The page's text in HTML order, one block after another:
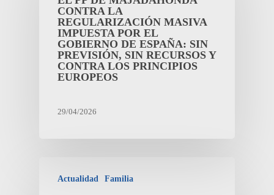
CONTRA LA
REGULARIZACIÓN MASIVA
IMPUESTA POR EL
GOBIERNO DE ESPAÑA: SIN
PREVISIÓN, SIN RECURSOS Y
CONTRA LOS PRINCIPIOS
EUROPEOS
29/04/2026
Actualidad Familia